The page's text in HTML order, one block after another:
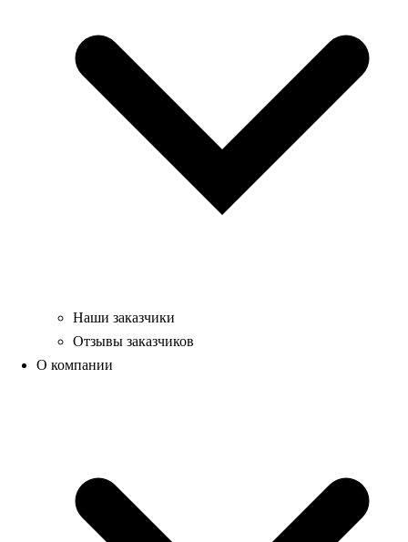
Наши заказчики
Отзывы заказчиков
О компании